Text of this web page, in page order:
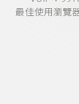
最佳使用瀏覽